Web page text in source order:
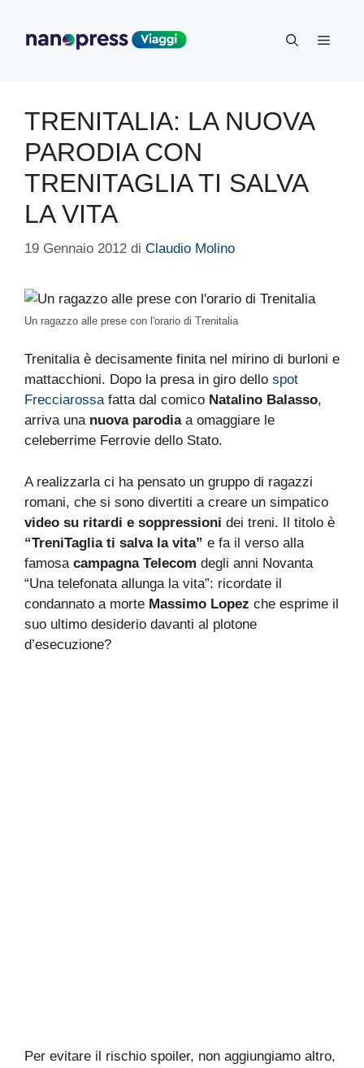
contenuto
Menu
TRENITALIA: LA NUOVA
PARODIA CON
TRENITAGLIA TI SALVA
LA VITA
19 Gennaio 2012 di Claudio Molino
Un ragazzo alle prese con l'orario di Trenitalia
Trenitalia è decisamente finita nel mirino di burloni e
mattacchioni. Dopo la presa in giro dello spot
Frecciarossafatta dal comico Natalino Balasso,
arriva una nuova parodiaa omaggiare le
celeberrime Ferrovie dello Stato.
A realizzarla ci ha pensato un gruppo di ragazzi
romani, che si sono divertiti a creare un simpatico
video su ritardi e soppressioni dei treni. Il titolo è
“TreniTaglia ti salva la vita” e fa il verso alla
famosa campagna Telecom degli anni Novanta
“Una telefonata allunga la vita”: ricordate il
condannato a morte Massimo Lopez che esprime il
suo ultimo desiderio davanti al plotone
d’esecuzione?
Per evitare il rischio spoiler, non aggiungiamo altro,